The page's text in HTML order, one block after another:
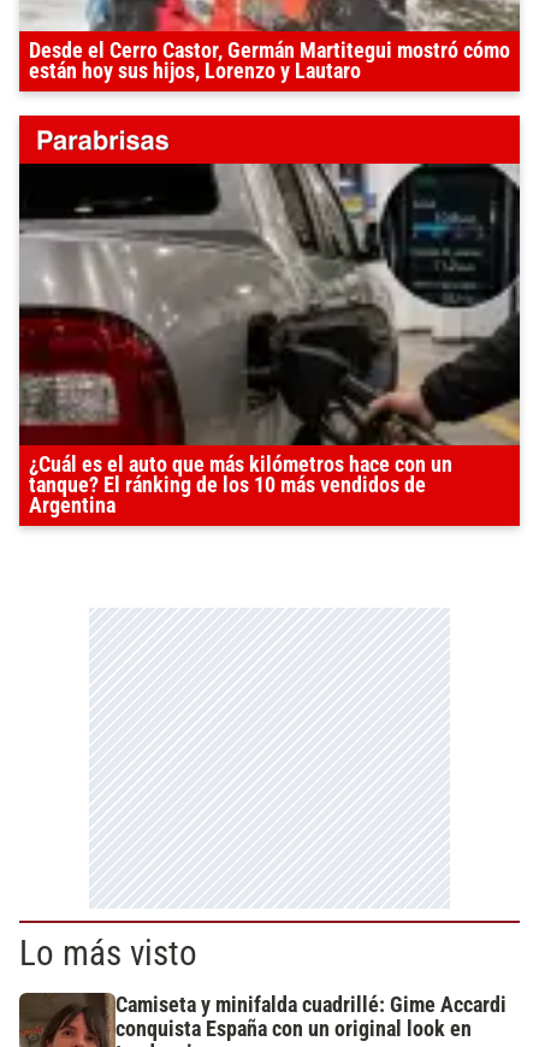
Desde el Cerro Castor, Germán Martitegui mostró cómo
están hoy sus hijos, Lorenzo y Lautaro
¿Cuál es el auto que más kilómetros hace con un
tanque? El ránking de los 10 más vendidos de
Argentina
Lo más visto
Camiseta y minifalda cuadrillé: Gime Accardi
conquista España con un original look en